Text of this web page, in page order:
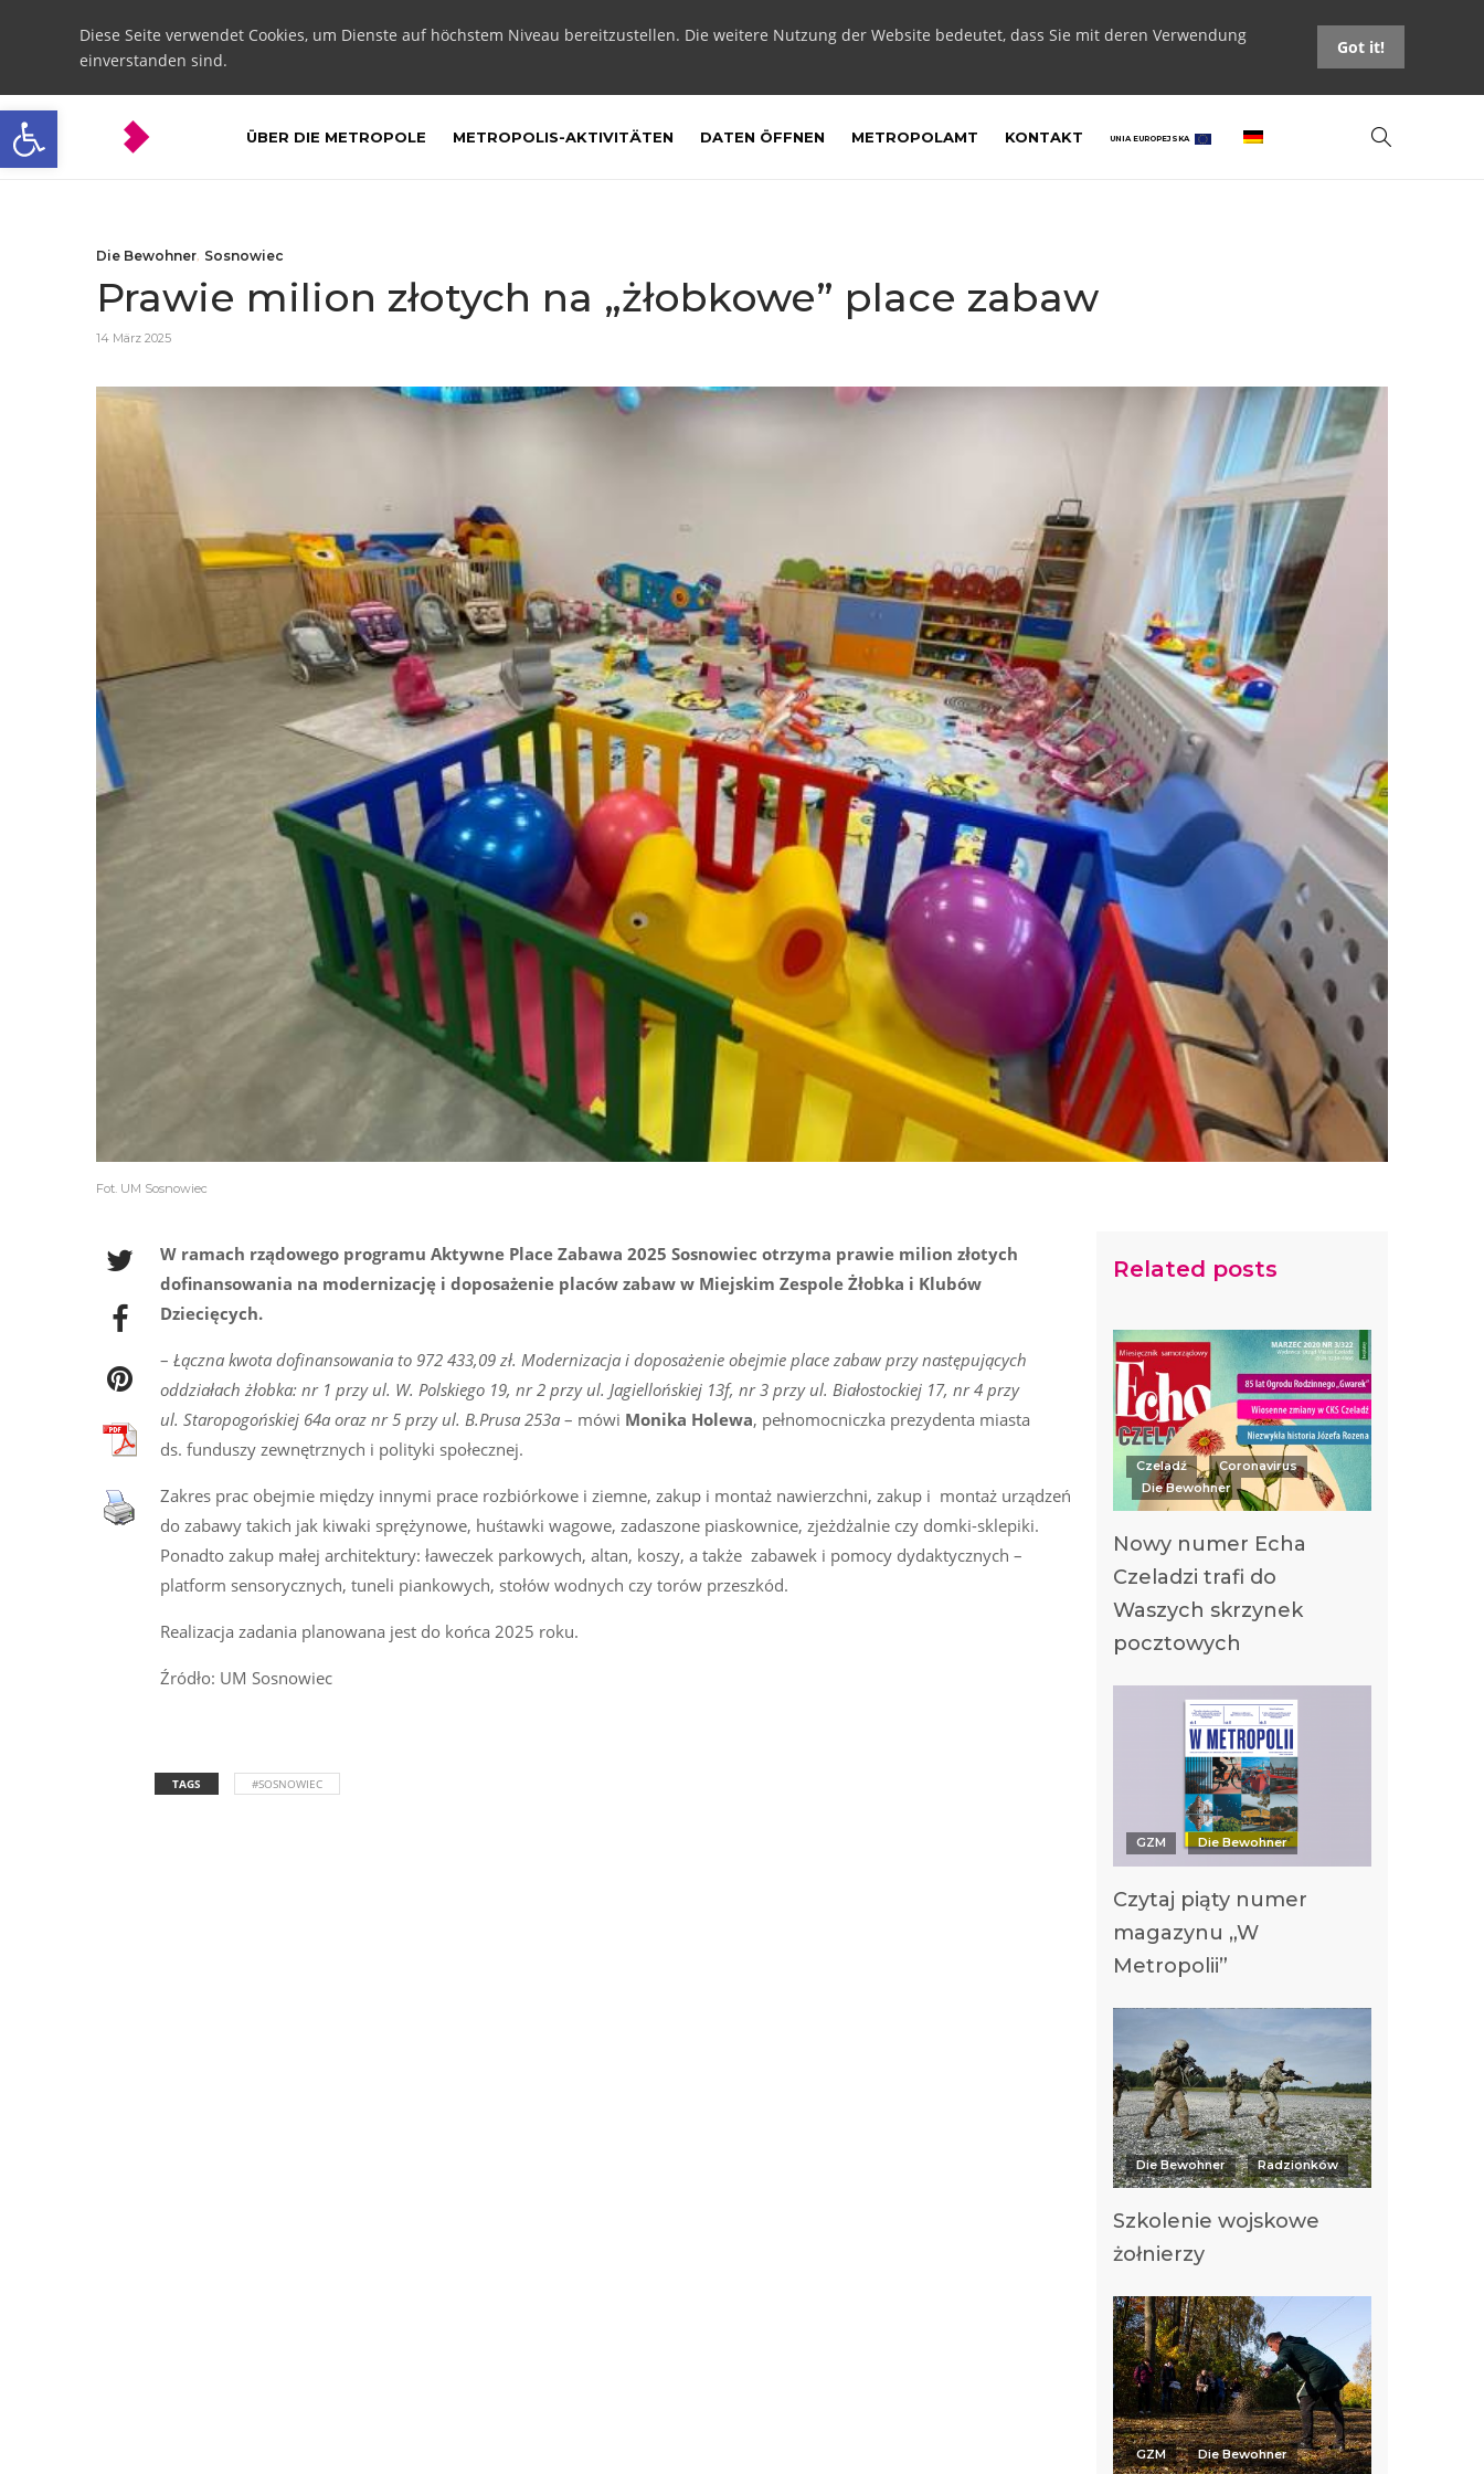
Open toolbar
Diese Seite verwendet Cookies, um Dienste auf höchstem Niveau bereitzustellen. Die weitere Nutzung der Website bedeutet, dass Sie mit deren Verwendung
einverstanden sind.
Got it!
ÜBER DIE METROPOLE METROPOLIS-AKTIVITÄTEN DATEN ÖFFNEN METROPOLAMT KONTAKT UNIA EUROPEJSKA
Die Bewohner, Sosnowiec
Prawie milion złotych na „żłobkowe” place zabaw
14 März 2025
Fot. UM Sosnowiec
W ramach rządowego programu Aktywne Place Zabawa 2025 Sosnowiec otrzyma prawie milion złotych
dofinansowania na modernizację i doposażenie placów zabaw w Miejskim Zespole Żłobka i Klubów
Dziecięcych.
– Łączna kwota dofinansowania to 972 433,09 zł. Modernizacja i doposażenie obejmie place zabaw przy następujących
oddziałach żłobka: nr 1 przy ul. W. Polskiego 19, nr 2 przy ul. Jagiellońskiej 13f, nr 3 przy ul. Białostockiej 17, nr 4 przy
ul. Staropogońskiej 64a oraz nr 5 przy ul. B.Prusa 253a– mówi Monika Holewa, pełnomocniczka prezydenta miasta
ds. funduszy zewnętrznych i polityki społecznej.
Zakres prac obejmie między innymi prace rozbiórkowe i ziemne, zakup i montaż nawierzchni, zakup i montaż urządzeń
do zabawy takich jak kiwaki sprężynowe, huśtawki wagowe, zadaszone piaskownice, zjeżdżalnie czy domki-sklepiki.
Ponadto zakup małej architektury: ławeczek parkowych, altan, koszy, a także zabawek i pomocy dydaktycznych –
platform sensorycznych, tuneli piankowych, stołów wodnych czy torów przeszkód.
Realizacja zadania planowana jest do końca 2025 roku.
Źródło: UM Sosnowiec
TAGS #SOSNOWIEC
Related posts
Czeladź
Coronavirus
Die Bewohner
Nowy numer Echa
Czeladzi trafi do
Waszych skrzynek
pocztowych
GZM Die Bewohner
Czytaj piąty numer
magazynu „W
Metropolii”
Die Bewohner Radzionków
Szkolenie wojskowe
żołnierzy
GZM Die Bewohner